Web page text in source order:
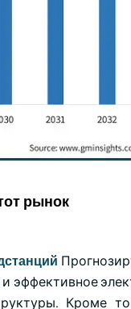
рынок
эффективное
Кроме